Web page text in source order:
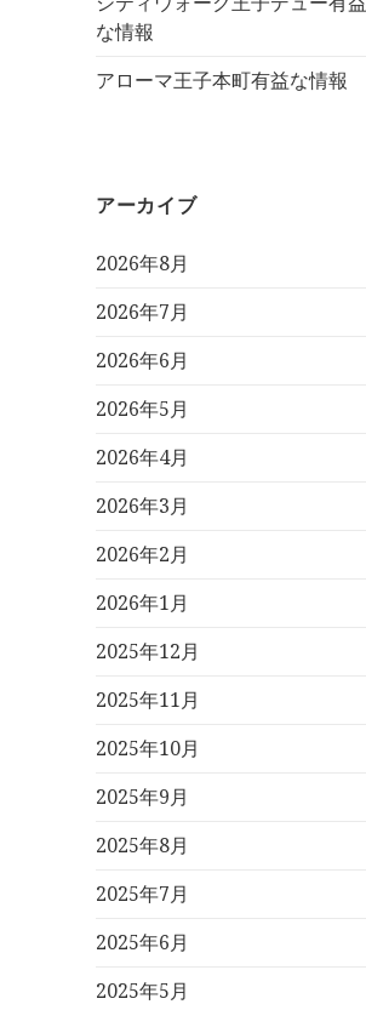
な情報
アローマ王子本町有益な情報
アーカイブ
2026年8月
2026年7月
2026年6月
2026年5月
2026年4月
2026年3月
2026年2月
2026年1月
2025年12月
2025年11月
2025年10月
2025年9月
2025年8月
2025年7月
2025年6月
2025年5月